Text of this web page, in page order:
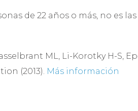
de 22 años o más, no es las
ML, Li-Korotky H-S,
(2013). Más información